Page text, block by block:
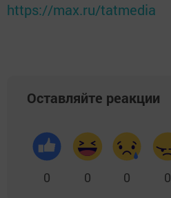
https://max.ru/tatmedia
Оставляйте реакции
0 0 0 0